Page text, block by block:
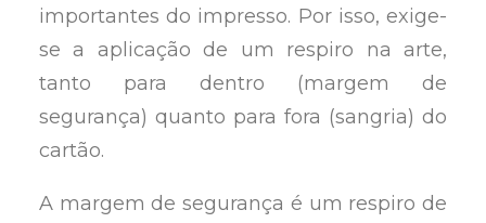
importantes do impresso. Por isso, exige-
se a aplicação de um respiro na arte,
tanto para dentro (margem de
segurança) quanto para fora (sangria) do
cartão.
A margem de segurança é um respiro de